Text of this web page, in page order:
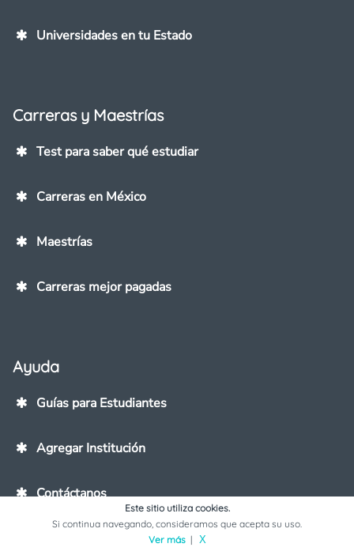
Universidades en tu Estado
Carreras y Maestrías
Test para saber qué estudiar
Carreras en México
Maestrías
Carreras mejor pagadas
Ayuda
Guías para Estudiantes
Agregar Institución
Contáctanos
Este sitio utiliza cookies.
Si continua navegando, consideramos que acepta su uso.
Ver más| X